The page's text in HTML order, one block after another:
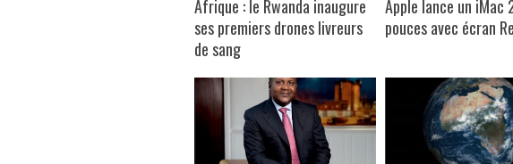
Afrique : le Rwanda inaugure
ses premiers drones livreurs
de sang
Apple lance un iMac
pouces avec écran